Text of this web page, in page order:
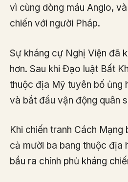
vì cùng dòng máu Anglo,
chiến với người Pháp.
Sự kháng cự Nghị Viện đã
hơn. Sau khi Đạo luật Bất
thuộc địa Mỹ tuyên bố ủng
và bắt đầu vận động quân
Khi chiến tranh Cách Mạng
cả mười ba bang thuộc địa
bầu ra chính phủ kháng